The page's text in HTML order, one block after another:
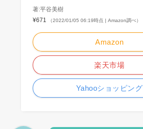
著:平谷美樹
¥671
（2022/01/05 06:19時点 | Amazon調べ）
Amazon
楽天市場
Yahooショッピング